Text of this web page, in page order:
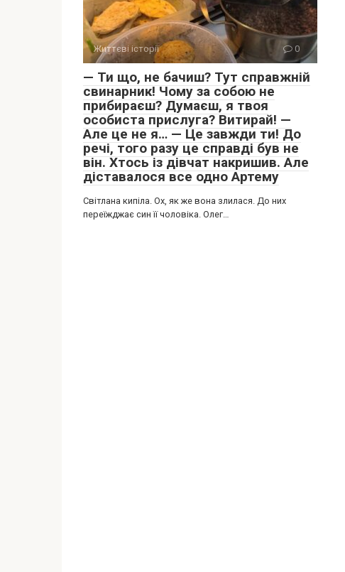
Життєві історії 0
— Ти що, не бачиш? Тут справжній
свинарник! Чому за собою не
прибираєш? Думаєш, я твоя
особиста прислуга? Витирай! —
Але це не я… — Це завжди ти! До
речі, того разу це справді був не
він. Хтось із дівчат накришив. Але
діставалося все одно Артему
Світлана кипіла. Ох, як же вона злилася. До них
переїжджає син її чоловіка. Олег…